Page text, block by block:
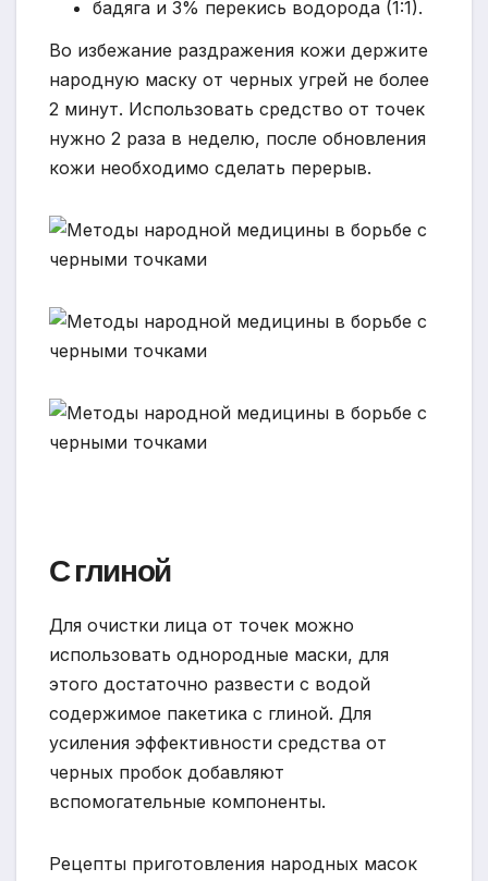
бадяга и 3% перекись водорода (1:1).
Во избежание раздражения кожи держите
народную маску от черных угрей не более
2 минут. Использовать средство от точек
нужно 2 раза в неделю, после обновления
кожи необходимо сделать перерыв.
С глиной
Для очистки лица от точек можно
использовать однородные маски, для
этого достаточно развести с водой
содержимое пакетика с глиной. Для
усиления эффективности средства от
черных пробок добавляют
вспомогательные компоненты.
Рецепты приготовления народных масок